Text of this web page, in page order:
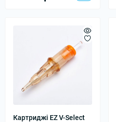
Картриджі EZ V-Select